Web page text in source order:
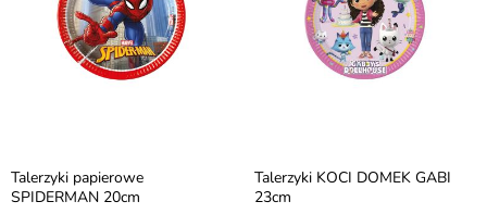
Talerzyki papierowe
SPIDERMAN 20cm
Talerzyki KOCI DOMEK GABI
23cm